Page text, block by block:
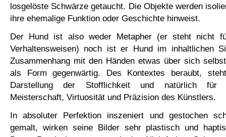
losgelöste Schwärze getaucht. Die Objekte werden
ihre ehemalige Funktion oder Geschichte hinweist.
Der Hund ist also weder Metapher (er steht nicht
Verhaltensweisen) noch ist er Hund im inhaltlichen
Zusammenhang mit den Händen etwas über sich
als Form gegenwärtig. Des Kontextes beraubt,
Darstellung der Stofflichkeit und natürlich für
Meisterschaft, Virtuosität und Präzision des Künstlers.
In absoluter Perfektion inszeniert und gestochen
gemalt, wirken seine Bilder sehr plastisch und